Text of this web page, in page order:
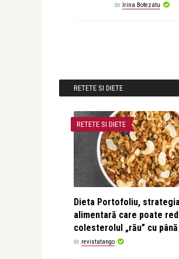
de Irina Botezatu
RETETE SI DIETE
RETETE SI DIETE
Dieta Portofoliu, strategia
alimentară care poate
colesterolul „rău” cu până
de revistatango